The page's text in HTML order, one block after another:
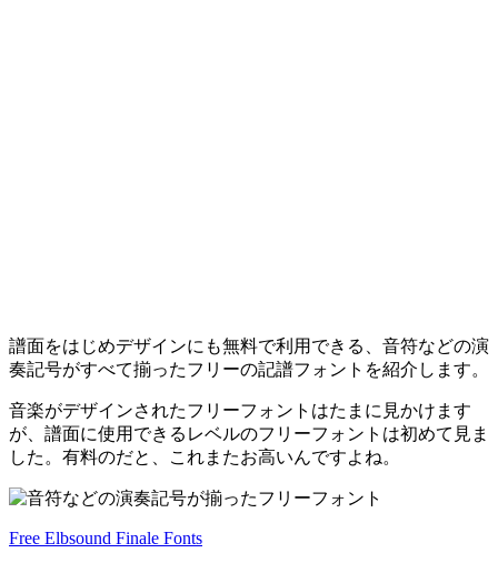
譜面をはじめデザインにも無料で利用できる、音符などの演
奏記号がすべて揃ったフリーの記譜フォントを紹介します。
音楽がデザインされたフリーフォントはたまに見かけます
が、譜面に使用できるレベルのフリーフォントは初めて見ま
した。有料のだと、これまたお高いんですよね。
Free Elbsound Finale Fonts